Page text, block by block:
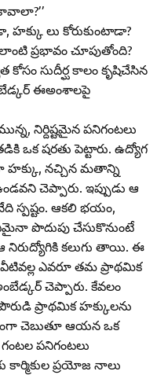
హక్కు లు కోరుకుంటాడా?
ప్రభావం చూపుతోంది?
కోసం సుదీర్ఘ కాలం కృషిచేసిన
ఈఅంశాలపై
నిర్దిష్టమైన పనిగంటలు
ఒక షరతు పెట్టారు. ఉద్యోగ
హక్కు, నచ్చిన మతాన్ని
చెప్పారు. ఇప్పుడు ఆ
స్పష్టం. ఆకలి భయం,
పొదుపు చేసుకొనుంటే
కలుగు తాయి. ఈ
ఎవరూ తమ ప్రాథమిక
చెప్పారు. కేవలం
ప్రాథమిక హక్కులను
చెబుతూ ఆయన ఒక
పనిగంటలు
కార్మికుల ప్రయోజ నాలు